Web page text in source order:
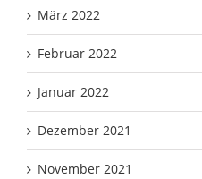
März 2022
Februar 2022
Januar 2022
Dezember 2021
November 2021